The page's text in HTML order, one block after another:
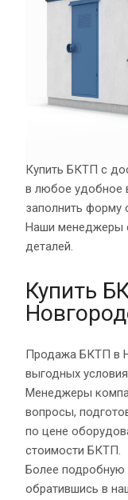
Купить БКТП с
в любое удобное
заполнить форму
Наши менеджеры
деталей.
Купить
Продажа БКТП в
выгодных
Менеджеры
вопросы,
по цене
стоимости БКТП.
Более
обратившись в